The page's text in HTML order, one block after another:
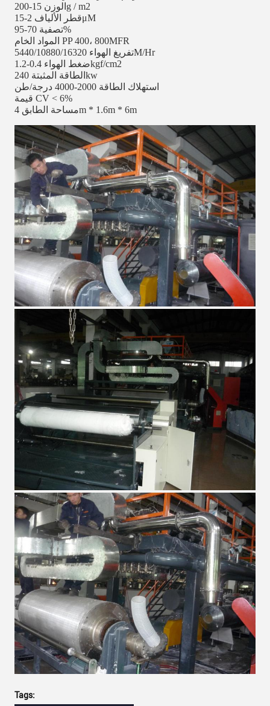
الوزن 15-200g / m2
قطر الألياف 2-15μM
تصفية 70-95%
المواد الخام PP 400، 800MFR
تفريغ الهواء 5440/10880/16320M/Hr
ضغط الهواء 0.4-1.2kgf/cm2
الطاقة المثبتة 240kw
استهلاك الطاقة 2000-4000 درجة/طن
قيمة CV < 6%
مساحة الطابق 4m * 1.6m * 6m
Tags: